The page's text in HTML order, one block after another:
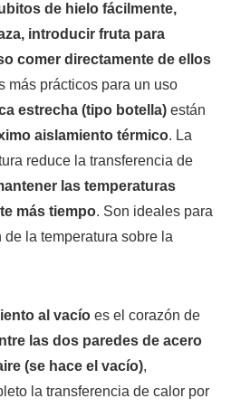
de hielo fácilmente,
introducir fruta para
comer directamente de ellos
más prácticos para un uso
estrecha (tipo botella) están
aislamiento térmico. La
reduce la transferencia de
las temperaturas
más tiempo. Son ideales para
la temperatura sobre la
al vacío es el corazón de
las dos paredes de acero
(se hace el vacío),
la transferencia de calor por